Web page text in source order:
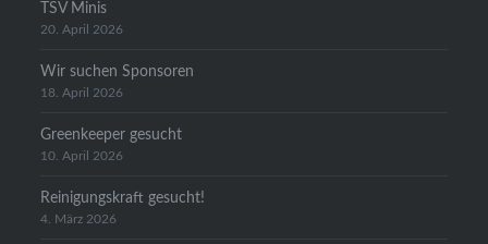
TSV Minis
20. April 2026
Wir suchen Sponsoren
18. April 2026
Greenkeeper gesucht
10. April 2026
Reinigungskraft gesucht!
4. März 2026